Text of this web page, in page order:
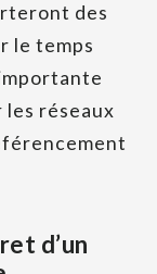
des
le temps
les réseaux
d’un